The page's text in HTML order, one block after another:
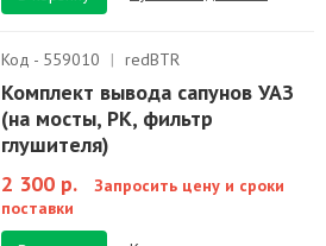
Код - 559010 | redBTR
Комплект вывода сапунов УАЗ
(на мосты, РК, фильтр
глушителя)
2 300 р.
Запросить цену и сроки
поставки